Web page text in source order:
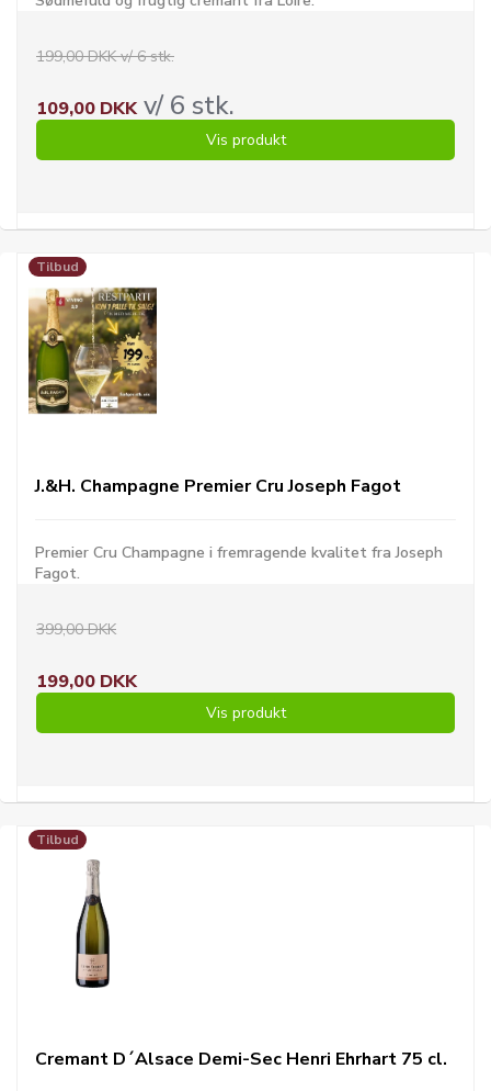
199,00 DKK v/ 6 stk.
109,00 DKKv/ 6 stk.
Vis produkt
Tilbud
J.&H. Champagne Premier Cru Joseph Fagot
Premier Cru Champagne i fremragende kvalitet fra Joseph
Fagot.
399,00 DKK
199,00 DKK
Vis produkt
Tilbud
Cremant D´Alsace Demi-Sec Henri Ehrhart 75 cl.